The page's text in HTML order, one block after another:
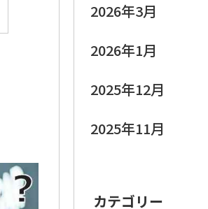
2026年3月
2026年1月
2025年12月
2025年11月
カテゴリー